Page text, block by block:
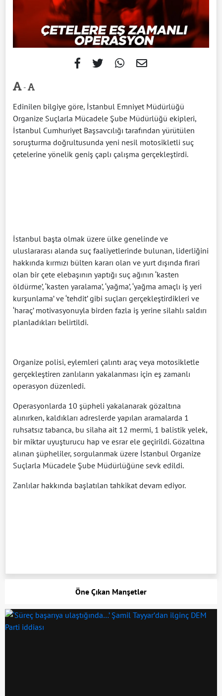
-
Edinilen bilgiye göre, İstanbul Emniyet Müdürlüğü
Organize Suçlarla Mücadele Şube Müdürlüğü ekipleri,
İstanbul Cumhuriyet Başsavcılığı tarafından yürütülen
soruşturma doğrultusunda yeni nesil motosikletli suç
çetelerine yönelik geniş çaplı çalışma gerçekleştirdi.
İstanbul başta olmak üzere ülke genelinde ve
uluslararası alanda suç faaliyetlerinde bulunan, liderliğini
hakkında kırmızı bülten kararı olan ve yurt dışında firari
olan bir çete elebaşının yaptığı suç ağının ‘kasten
öldürme’, ‘kasten yaralama’, ‘yağma’, ‘yağma amaçlı iş yeri
kurşunlama’ ve ‘tehdit’ gibi suçları gerçekleştirdikleri ve
‘haraç’ motivasyonuyla birden fazla iş yerine silahlı saldırı
planladıkları belirtildi.
Organize polisi, eylemleri çalıntı araç veya motosikletle
gerçekleştiren zanlıların yakalanması için eş zamanlı
operasyon düzenledi.
Operasyonlarda 10 şüpheli yakalanarak gözaltına
alınırken, kaldıkları adreslerde yapılan aramalarda 1
ruhsatsız tabanca, bu silaha ait 12 mermi, 1 balistik yelek,
bir miktar uyuşturucu hap ve esrar ele geçirildi. Gözaltına
alınan şüpheliler, sorgulanmak üzere İstanbul Organize
Suçlarla Mücadele Şube Müdürlüğüne sevk edildi.
Zanlılar hakkında başlatılan tahkikat devam ediyor.
Öne Çıkan Manşetler